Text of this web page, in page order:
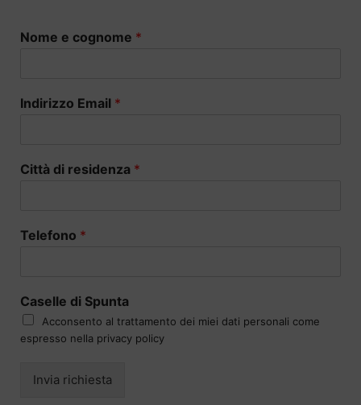
Nome e cognome *
Indirizzo Email *
Città di residenza *
Telefono *
Caselle di Spunta
Acconsento al trattamento dei miei dati personali come
espresso nella privacy policy
Invia richiesta